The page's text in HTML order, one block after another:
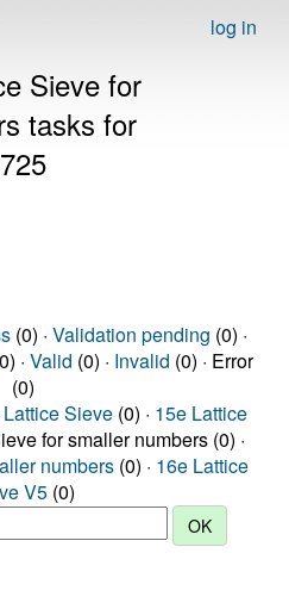
log in
Sieve for
tasks for
(0) · Validation pending (0) ·
· Valid (0) · Invalid (0) · Error
(0)
Sieve (0) · 15e Lattice
for smaller numbers (0) ·
numbers (0) · 16e Lattice
V5 (0)